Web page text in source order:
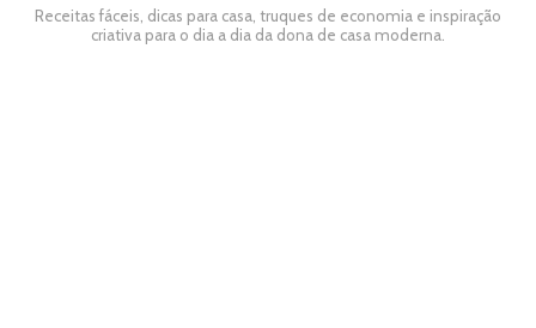
Receitas fáceis, dicas para casa, truques de economia e inspiração
criativa para o dia a dia da dona de casa moderna.